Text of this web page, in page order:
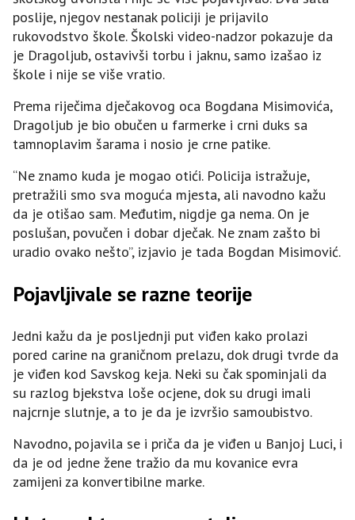
poslije, njegov nestanak policiji je prijavilo
rukovodstvo škole. Školski video-nadzor pokazuje da
je Dragoljub, ostavivši torbu i jaknu, samo izašao iz
škole i nije se više vratio.
Prema riječima dječakovog oca Bogdana Misimovića,
Dragoljub je bio obučen u farmerke i crni duks sa
tamnoplavim šarama i nosio je crne patike.
“Ne znamo kuda je mogao otići. Policija istražuje,
pretražili smo sva moguća mjesta, ali navodno kažu
da je otišao sam. Međutim, nigdje ga nema. On je
poslušan, povučen i dobar dječak. Ne znam zašto bi
uradio ovako nešto”, izjavio je tada Bogdan Misimović.
Pojavljivale se razne teorije
Jedni kažu da je posljednji put viđen kako prolazi
pored carine na graničnom prelazu, dok drugi tvrde da
je viđen kod Savskog keja. Neki su čak spominjali da
su razlog bjekstva loše ocjene, dok su drugi imali
najcrnje slutnje, a to je da je izvršio samoubistvo.
Navodno, pojavila se i priča da je viđen u Banjoj Luci, i
da je od jedne žene tražio da mu kovanice evra
zamijeni za konvertibilne marke.